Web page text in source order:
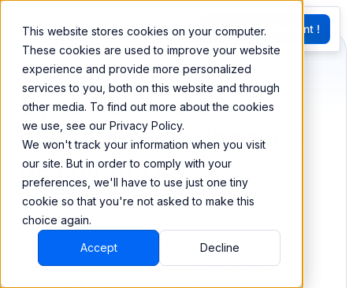
This website stores cookies on your computer.
These cookies are used to improve your website
experience and provide more personalized
services to you, both on this website and through
other media. To find out more about the cookies
we use, see our Privacy Policy.
We won't track your information when you visit
our site. But in order to comply with your
preferences, we'll have to use just one tiny
cookie so that you're not asked to make this
choice again.
Accept Decline
EN
G
Essayez Maintenant !
Synchronisez et
combinez vos données
de FullStory
BEEM vous permet de charger vos
données à partir deFullStorydans un